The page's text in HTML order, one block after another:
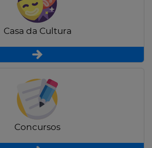
Casa da Cultura
Concursos